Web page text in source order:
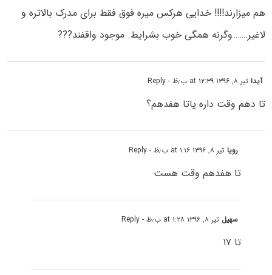
هم میزارند!!!! خدایی هرکس میره فوق فقط برای مدرک بالاتره و
لاغیر…….وگرنه همگی خوب بشرایط. موجود واقفند???
آیداتیر ۸, ۱۳۹۶ at ۱۲:۳۹ ب٫ظ - Reply
تا دهم وقت داره یاتا هفدهم؟
رویاتیر ۸, ۱۳۹۶ at ۱:۱۶ ب٫ظ - Reply
تا هفدهم وقت هست
سهیل تیر ۸, ۱۳۹۶ at ۱:۲۸ ب٫ظ - Reply
تا ۱۷